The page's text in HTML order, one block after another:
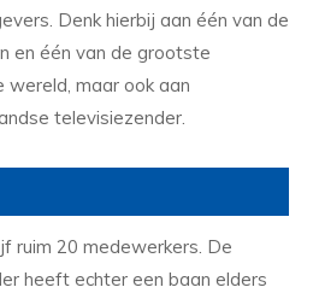
Denk hierbij aan één van de
en één van de grootste
maar ook aan
televisiezender.
ruim 20 medewerkers. De
heeft echter een baan elders